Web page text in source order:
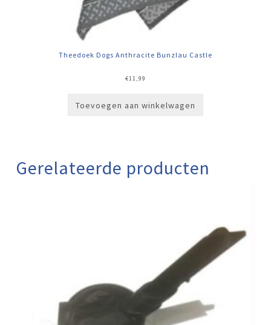
Theedoek Dogs Anthracite Bunzlau Castle
€11,99
Toevoegen aan winkelwagen
Gerelateerde producten